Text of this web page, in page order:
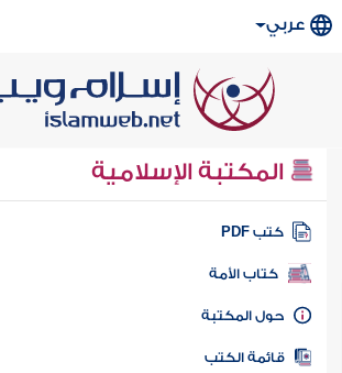
عربي
المكتبة الإسلامية
كتب PDF
كتاب الأمة
المكتبة